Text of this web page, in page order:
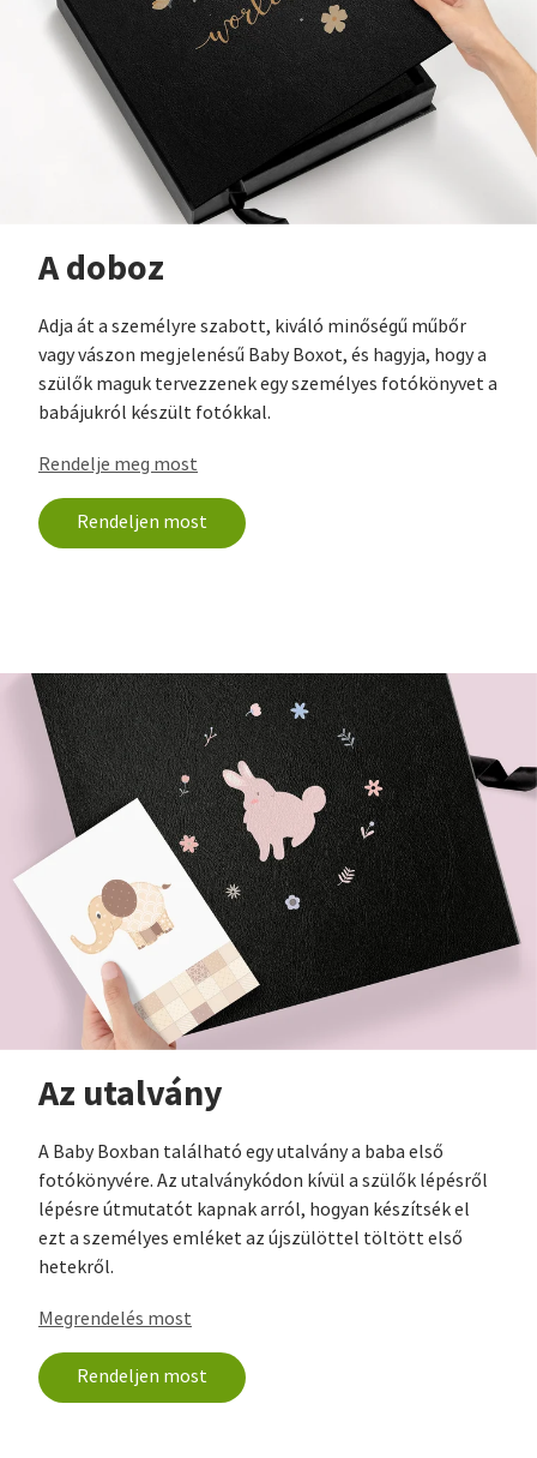
A doboz
Adja át a személyre szabott, kiváló minőségű műbőr
vagy vászon megjelenésű Baby Boxot, és hagyja, hogy a
szülők maguk tervezzenek egy személyes fotókönyvet a
babájukról készült fotókkal.
Rendelje meg most
Rendeljen most
Az utalvány
A Baby Boxban található egy utalvány a baba első
fotókönyvére. Az utalványkódon kívül a szülők lépésről
lépésre útmutatót kapnak arról, hogyan készítsék el
ezt a személyes emléket az újszülöttel töltött első
hetekről.
Megrendelés most
Rendeljen most